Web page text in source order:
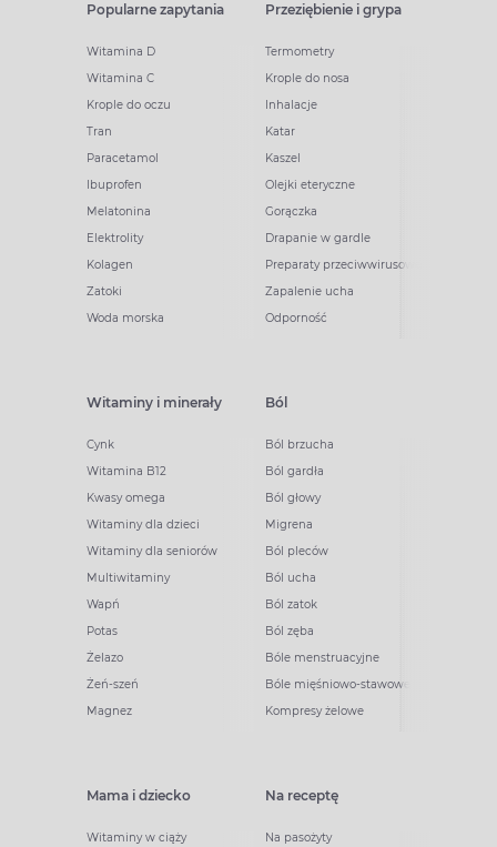
Popularne zapytania
Witamina D
Witamina C
Krople do oczu
Tran
Paracetamol
Ibuprofen
Melatonina
Elektrolity
Kolagen
Zatoki
Woda morska
Przeziębienie i grypa
Termometry
Krople do nosa
Inhalacje
Katar
Kaszel
Olejki eteryczne
Gorączka
Drapanie w gardle
Preparaty przeciwwirusowe
Zapalenie ucha
Odporność
Witaminy i minerały
Cynk
Witamina B12
Kwasy omega
Witaminy dla dzieci
Witaminy dla seniorów
Multiwitaminy
Wapń
Potas
Żelazo
Żeń-szeń
Magnez
Ból
Ból brzucha
Ból gardła
Ból głowy
Migrena
Ból pleców
Ból ucha
Ból zatok
Ból zęba
Bóle menstruacyjne
Bóle mięśniowo-stawowe
Kompresy żelowe
Mama i dziecko
Witaminy w ciąży
Na receptę
Na pasożyty